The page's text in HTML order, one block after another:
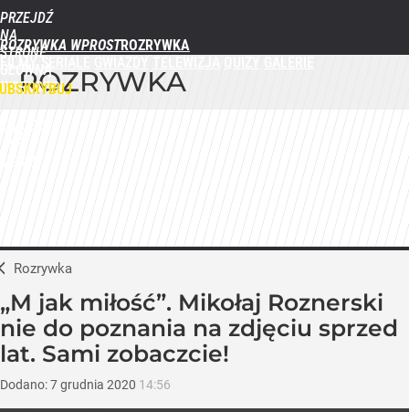
PRZEJDŹ
NA
STRONĘ
GŁÓWNĄ
WPROST.PL
ROZRYWKA WPROST
ROZRYWKA
Rozrywka
„M jak miłość”. Mikołaj Roznerski
nie do poznania na zdjęciu sprzed
lat. Sami zobaczcie!
Dodano:7grudnia 2020 14:56